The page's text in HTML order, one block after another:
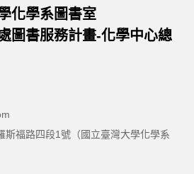
化學系圖書室
圖書服務計畫-化學中心總
斯福路四段1號（國立臺灣大學化學系